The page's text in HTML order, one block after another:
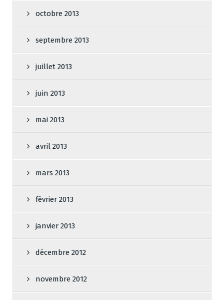
octobre 2013
septembre 2013
juillet 2013
juin 2013
mai 2013
avril 2013
mars 2013
février 2013
janvier 2013
décembre 2012
novembre 2012